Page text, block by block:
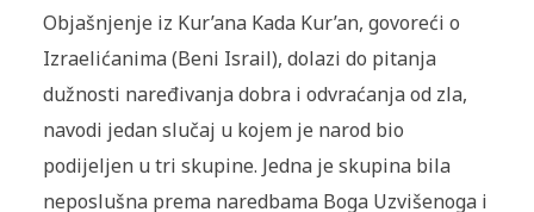
Objašnjenje iz Kur’ana Kada Kur’an, govoreći o
Izraelićanima (Beni Israil), dolazi do pitanja
dužnosti naređivanja dobra i odvraćanja od zla,
navodi jedan slučaj u kojem je narod bio
podijeljen u tri skupine. Jedna je skupina bila
neposlušna prema naredbama Boga Uzvišenoga i